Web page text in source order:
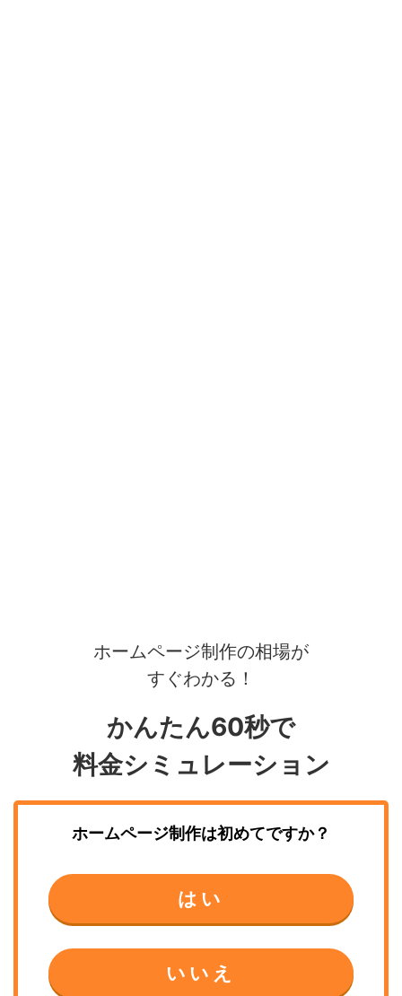
ホームページ制作の相場が
すぐわかる！
かんたん60秒で
料金シミュレーション
ホームページ制作は初めてですか？
はい
いいえ